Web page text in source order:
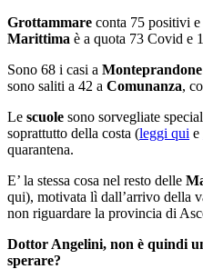
Grottammare conta 75 positivi e
Marittima è a quota 73 Covid e
Sono 68 i casi a Monteprandone
sono saliti a 42 a Comunanza,
Le scuole sono sorvegliate
soprattutto della costa (leggi qui e
quarantena.
E’ la stessa cosa nel resto delle
qui), motivata lì dall’arrivo della
non riguardare la provincia di
Dottor Angelini, non è quindi
sperare?